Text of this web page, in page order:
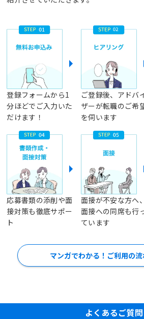
登録フォームから1
分ほどでご入力いた
だけます！
ご登録後、アドバ
ザーが転職のご希
を伺います
応募書類の添削や面
接対策も徹底サポー
ト
面接が不安な方へ、
面接への同席も行
ています
マンガでわかる！ご利用の
よくあるご質問